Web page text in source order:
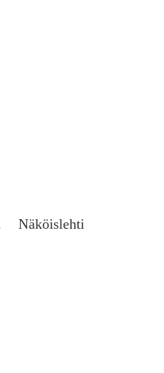
Näköislehti